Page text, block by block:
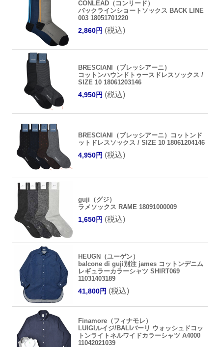
CONLEAD（コンリード）
バックラインショートソックス BACK LINE
003 18051701220
2,860円 (税込)
BRESCIANI（ブレッシアーニ）
コットンハウンドトゥースドレスソックス /
SIZE 10 18061203146
4,950円 (税込)
BRESCIANI（ブレッシアーニ）コットンド
ットドレスソックス / SIZE 10 18061204146
4,950円 (税込)
guji（グジ）
ラメソックス RAME 18091000009
1,650円 (税込)
HEUGN（ユーゲン）
balcone di guji別注 james コットンデニム
レギュラーカラーシャツ SHIRT069
11031403189
41,800円 (税込)
Finamore（フィナモレ）
LUIGIルイジ/BALIバーリ ウォッシュドコッ
トンライトネルワイドカラーシャツ A4000
11042021039